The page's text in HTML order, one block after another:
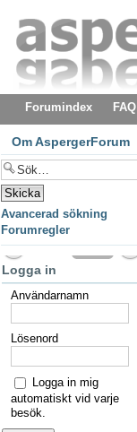
Forumindex FAQ
Om AspergerForum
Avancerad sökning
Forumregler
Logga in
Användarnamn
Lösenord
Logga in mig
automatiskt vid varje
besök.